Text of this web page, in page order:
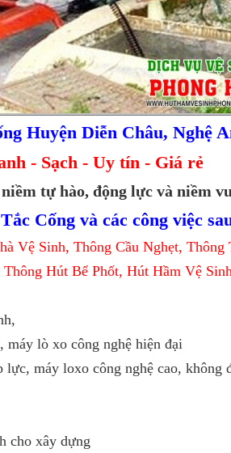
Huyện Diễn Châu, Nghệ
- Sạch - Uy tín - Giá rẻ
tự hào, động lực và niềm
Cống và các công việc
Vệ Sinh, Thông Cầu Nghẹt,
Hút Bể Phốt, Hút Hầm Vệ
máy lò xo công nghệ hiện đại
máy loxo công nghệ cao, không
cho xây dựng